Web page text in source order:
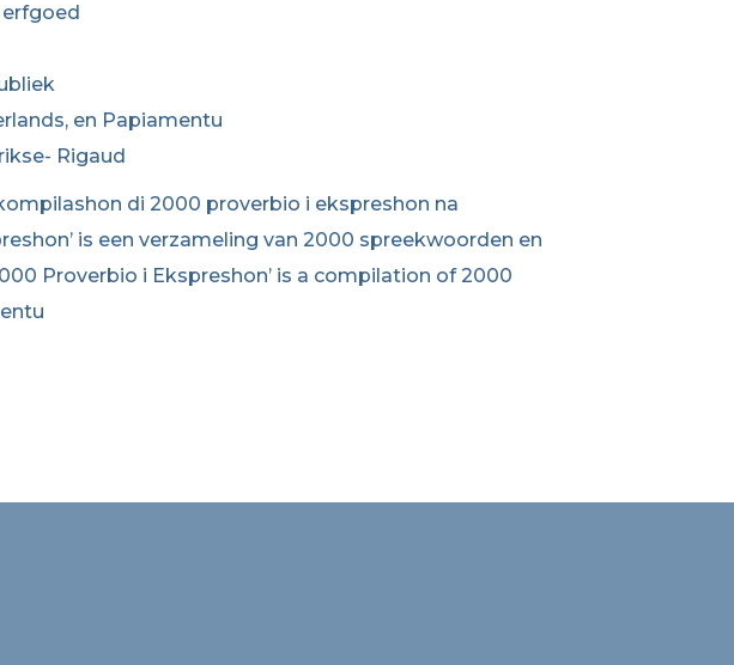
en Papiamentu
Rigaud
di 2000 proverbio i ekspreshon na
is een verzameling van 2000 spreekwoorden en
Proverbio i Ekspreshon’ is a compilation of 2000